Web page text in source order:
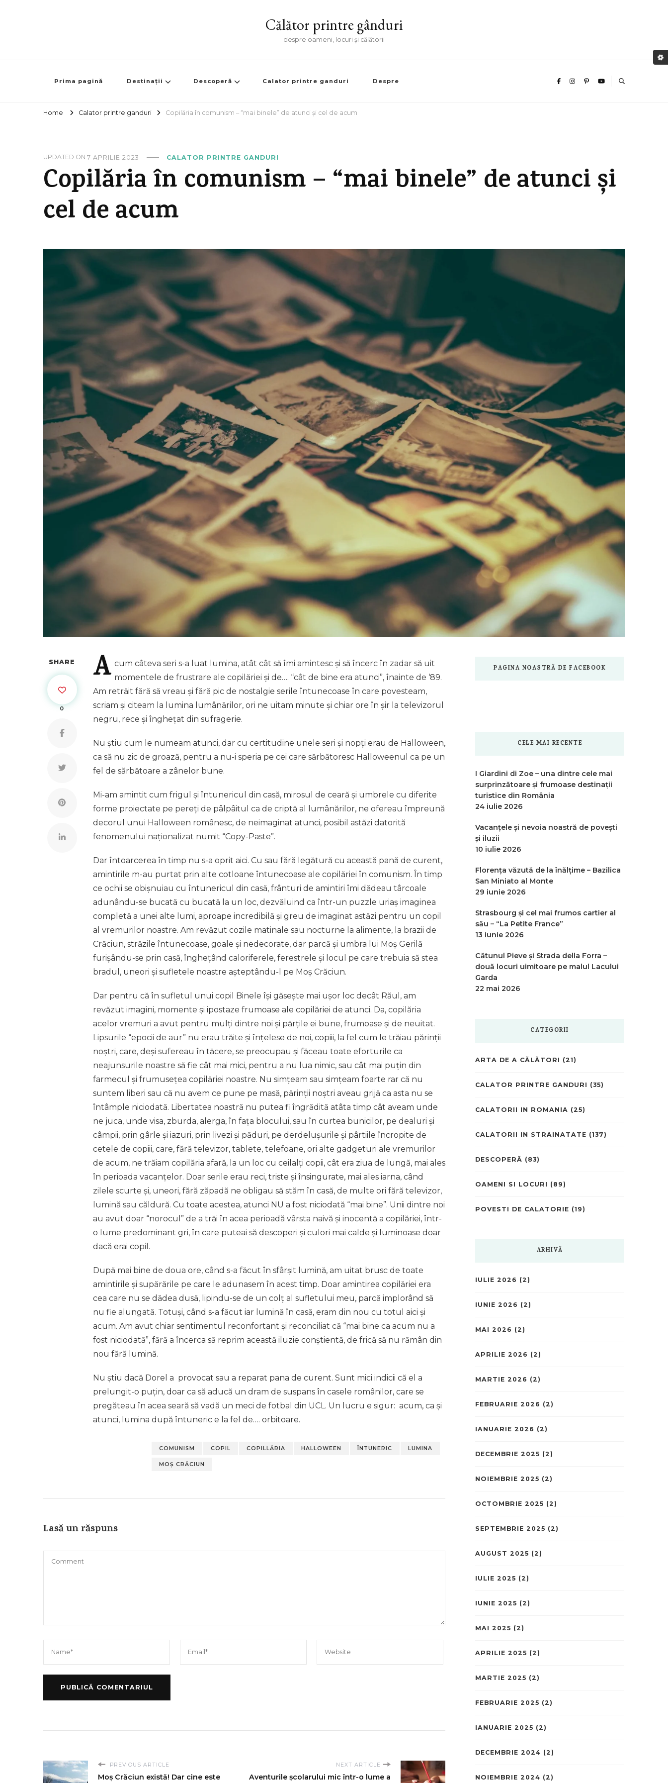
Călător printre gânduri
despre oameni, locuri și călătorii
Prima pagină Destinații Descoperă Calator printre ganduri Despre
Home Calator printre ganduri Copilăria în comunism – “mai binele” de atunci și cel de acum
UPDATED ON 7 APRILIE 2023 CALATOR PRINTRE GANDURI
Copilăria în comunism – “mai binele” de atunci și
cel de acum
SHARE
0
A cum câteva seri s-a luat lumina, atât cât să îmi amintesc și să încerc în zadar să uit
momentele de frustrare ale copilăriei și de…. “cât de bine era atunci”, înainte de ‘89.
Am retrăit fără să vreau și fără pic de nostalgie serile întunecoase în care povesteam,
scriam și citeam la lumina lumânărilor, ori ne uitam minute și chiar ore în șir la televizorul
negru, rece și înghețat din sufragerie.
Nu știu cum le numeam atunci, dar cu certitudine unele seri și nopți erau de Halloween,
ca să nu zic de groază, pentru a nu-i speria pe cei care sărbătoresc Halloweenul ca pe un
fel de sărbătoare a zânelor bune.
Mi-am amintit cum frigul și întunericul din casă, mirosul de ceară și umbrele cu diferite
forme proiectate pe pereți de pâlpâitul ca de criptă al lumânărilor, ne ofereau împreună
decorul unui Halloween românesc, de neimaginat atunci, posibil astăzi datorită
fenomenului naționalizat numit “Copy-Paste”.
Dar întoarcerea în timp nu s-a oprit aici. Cu sau fără legătură cu această pană de curent,
amintirile m-au purtat prin alte cotloane întunecoase ale copilăriei în comunism. În timp
ce ochii se obișnuiau cu întunericul din casă, frânturi de amintiri îmi dădeau târcoale
adunându-se bucată cu bucată la un loc, dezvăluind ca într-un puzzle uriaș imaginea
completă a unei alte lumi, aproape incredibilă și greu de imaginat astăzi pentru un copil
al vremurilor noastre. Am revăzut cozile matinale sau nocturne la alimente, la brazii de
Crăciun, străzile întunecoase, goale și nedecorate, dar parcă și umbra lui Moș Gerilă
furișându-se prin casă, înghețând caloriferele, ferestrele și locul pe care trebuia să stea
bradul, uneori și sufletele noastre așteptându-l pe Moș Crăciun.
Dar pentru că în sufletul unui copil Binele își găsește mai ușor loc decât Răul, am
revăzut imagini, momente și ipostaze frumoase ale copilăriei de atunci. Da, copilăria
acelor vremuri a avut pentru mulți dintre noi și părțile ei bune, frumoase și de neuitat.
Lipsurile “epocii de aur” nu erau trăite și înțelese de noi, copiii, la fel cum le trăiau părinții
noștri, care, deși sufereau în tăcere, se preocupau și făceau toate eforturile ca
neajunsurile noastre să fie cât mai mici, pentru a nu lua nimic, sau cât mai puțin din
farmecul și frumusețea copilăriei noastre. Nu simțeam sau simțeam foarte rar că nu
suntem liberi sau că nu avem ce pune pe masă, părinții noștri aveau grijă ca asta nu se
întâmple niciodată. Libertatea noastră nu putea fi îngrădită atâta timp cât aveam unde
ne juca, unde visa, zburda, alerga, în fața blocului, sau în curtea bunicilor, pe dealuri și
câmpii, prin gârle și iazuri, prin livezi și păduri, pe derdelușurile și pârtiile încropite de
cetele de copiii, care, fără televizor, tablete, telefoane, ori alte gadgeturi ale vremurilor
de acum, ne trăiam copilăria afară, la un loc cu ceilalți copii, cât era ziua de lungă, mai ales
în perioada vacanțelor. Doar serile erau reci, triste și însingurate, mai ales iarna, când
zilele scurte și, uneori, fără zăpadă ne obligau să stăm în casă, de multe ori fără televizor,
lumină sau căldură. Cu toate acestea, atunci NU a fost niciodată “mai bine”. Unii dintre noi
au avut doar “norocul” de a trăi în acea perioadă vârsta naivă și inocentă a copilăriei, într-
o lume predominant gri, în care puteai să descoperi și culori mai calde și luminoase doar
dacă erai copil.
După mai bine de doua ore, când s-a făcut în sfârșit lumină, am uitat brusc de toate
amintirile și supărările pe care le adunasem în acest timp. Doar amintirea copilăriei era
cea care nu se dădea dusă, lipindu-se de un colț al sufletului meu, parcă implorând să
nu fie alungată. Totuși, când s-a făcut iar lumină în casă, eram din nou cu totul aici și
acum. Am avut chiar sentimentul reconfortant și reconciliat că “mai bine ca acum nu a
fost niciodată”, fără a încerca să reprim această iluzie conștientă, de frică să nu rămân din
nou fără lumină.
Nu știu dacă Dorel a provocat sau a reparat pana de curent. Sunt mici indicii că el a
prelungit-o puțin, doar ca să aducă un dram de suspans în casele românilor, care se
pregăteau în acea seară să vadă un meci de fotbal din UCL. Un lucru e sigur: acum, ca și
atunci, lumina după întuneric e la fel de…. orbitoare.
COMUNISM COPIL COPILLĂRIA HALLOWEEN ÎNTUNERIC LUMINA
MOȘ CRĂCIUN
Lasă un răspuns
PREVIOUS ARTICLE
Moș Crăciun există! Dar cine este
NEXT ARTICLE
Aventurile școlarului mic într-o lume a
PAGINA NOASTRĂ DE FACEBOOK
CELE MAI RECENTE
I Giardini di Zoe – una dintre cele mai
surprinzătoare și frumoase destinații
turistice din România
24 iulie 2026
Vacanțele și nevoia noastră de povești
și iluzii
10 iulie 2026
Florența văzută de la înălțime – Bazilica
San Miniato al Monte
29 iunie 2026
Strasbourg și cel mai frumos cartier al
său – “La Petite France”
13 iunie 2026
Cătunul Pieve și Strada della Forra –
două locuri uimitoare pe malul Lacului
Garda
22 mai 2026
CATEGORII
ARTA DE A CĂLĂTORI (21)
CALATOR PRINTRE GANDURI (35)
CALATORII IN ROMANIA (25)
CALATORII IN STRAINATATE (137)
DESCOPERĂ (83)
OAMENI SI LOCURI (89)
POVESTI DE CALATORIE (19)
ARHIVĂ
IULIE 2026 (2)
IUNIE 2026 (2)
MAI 2026 (2)
APRILIE 2026 (2)
MARTIE 2026 (2)
FEBRUARIE 2026 (2)
IANUARIE 2026 (2)
DECEMBRIE 2025 (2)
NOIEMBRIE 2025 (2)
OCTOMBRIE 2025 (2)
SEPTEMBRIE 2025 (2)
AUGUST 2025 (2)
IULIE 2025 (2)
IUNIE 2025 (2)
MAI 2025 (2)
APRILIE 2025 (2)
MARTIE 2025 (2)
FEBRUARIE 2025 (2)
IANUARIE 2025 (2)
DECEMBRIE 2024 (2)
NOIEMBRIE 2024 (2)